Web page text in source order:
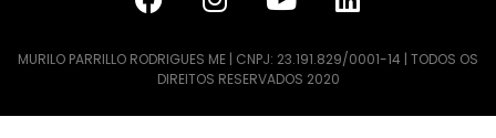
MURILO PARRILLO RODRIGUES ME | CNPJ: 23.191.829/0001-14 | TODOS OS
DIREITOS RESERVADOS 2020